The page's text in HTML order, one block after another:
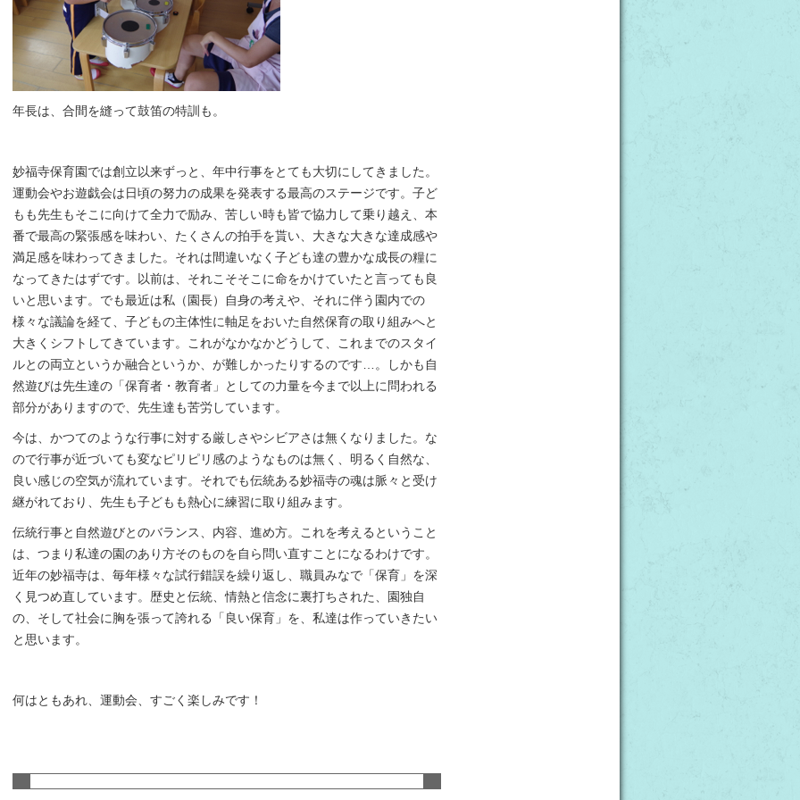
年長は、合間を縫って鼓笛の特訓も。
妙福寺保育園では創立以来ずっと、年中行事をとても大切にしてきました。
運動会やお遊戯会は日頃の努力の成果を発表する最高のステージです。子ど
もも先生もそこに向けて全力で励み、苦しい時も皆で協力して乗り越え、本
番で最高の緊張感を味わい、たくさんの拍手を貰い、大きな大きな達成感や
満足感を味わってきました。それは間違いなく子ども達の豊かな成長の糧に
なってきたはずです。以前は、それこそそこに命をかけていたと言っても良
いと思います。でも最近は私（園長）自身の考えや、それに伴う園内での
様々な議論を経て、子どもの主体性に軸足をおいた自然保育の取り組みへと
大きくシフトしてきています。これがなかなかどうして、これまでのスタイ
ルとの両立というか融合というか、が難しかったりするのです…。しかも自
然遊びは先生達の「保育者・教育者」としての力量を今まで以上に問われる
部分がありますので、先生達も苦労しています。
今は、かつてのような行事に対する厳しさやシビアさは無くなりました。な
ので行事が近づいても変なピリピリ感のようなものは無く、明るく自然な、
良い感じの空気が流れています。それでも伝統ある妙福寺の魂は脈々と受け
継がれており、先生も子どもも熱心に練習に取り組みます。
伝統行事と自然遊びとのバランス、内容、進め方。これを考えるということ
は、つまり私達の園のあり方そのものを自ら問い直すことになるわけです。
近年の妙福寺は、毎年様々な試行錯誤を繰り返し、職員みなで「保育」を深
く見つめ直しています。歴史と伝統、情熱と信念に裏打ちされた、園独自
の、そして社会に胸を張って誇れる「良い保育」を、私達は作っていきたい
と思います。
何はともあれ、運動会、すごく楽しみです！